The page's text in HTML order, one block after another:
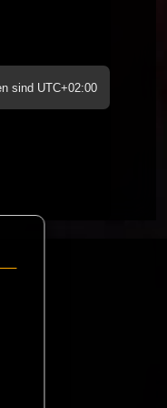
sind UTC+02:00